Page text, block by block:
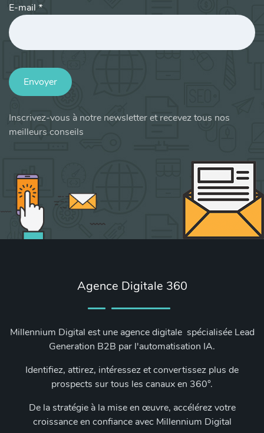
E-mail *
Envoyer
Inscrivez-vous à notre newsletter et recevez tous nos
meilleurs conseils
Agence Digitale 360
Millennium Digital est une agence digitale spécialisée Lead
Generation B2B par l'automatisation IA.
Identifiez, attirez, intéressez et convertissez plus de
prospects sur tous les canaux en 360°.
De la stratégie à la mise en œuvre, accélérez votre
croissance en confiance avec Millennium Digital